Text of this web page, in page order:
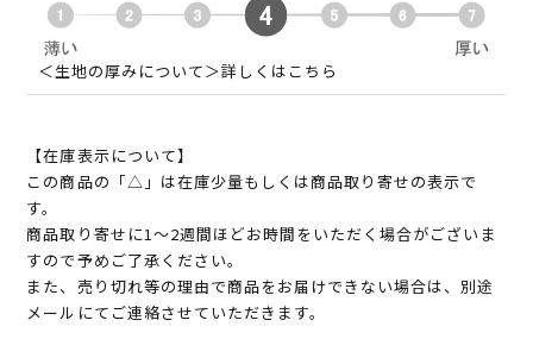
＜生地の厚みについて＞詳しくはこちら
【在庫表示について】
この商品の「△」は在庫少量もしくは商品取り寄せの表示で
す。
商品取り寄せに1～2週間ほどお時間をいただく場合がございま
すので予めご了承ください。
また、売り切れ等の理由で商品をお届けできない場合は、別途
メールにてご連絡させていただきます。